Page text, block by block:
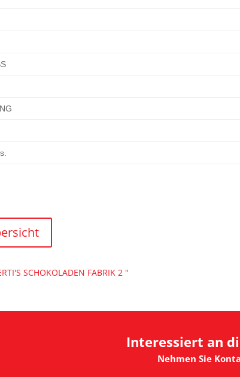
SCHOKOLADEN FABRIK 2 "
Interessiert an
Nehmen Sie